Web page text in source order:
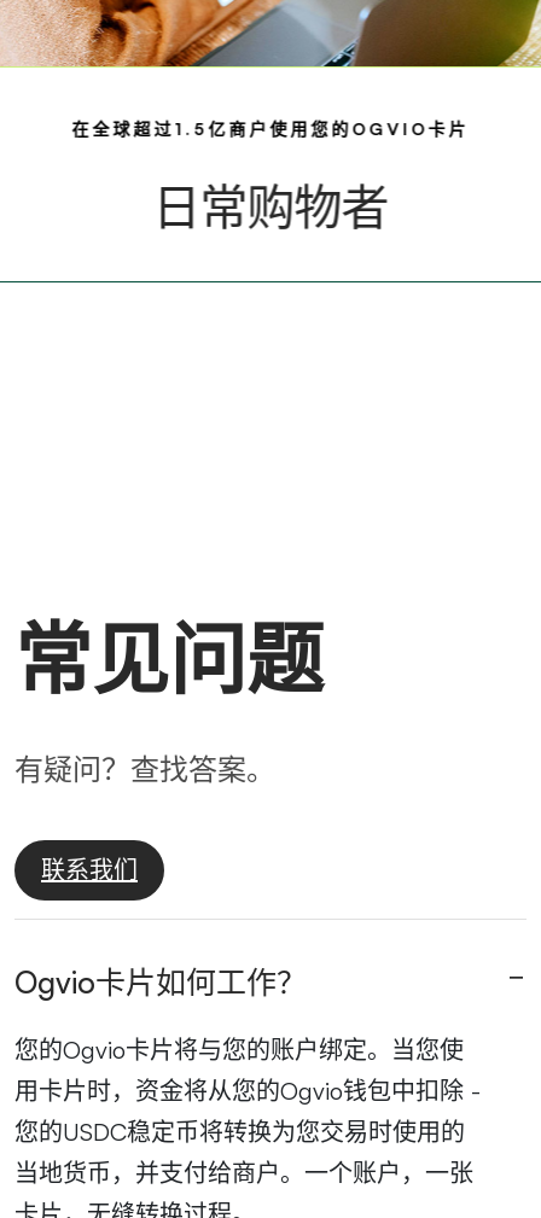
在全球超过1.5亿商户使用您的OGVIO卡片
日常购物者
常见问题
有疑问？查找答案。
联系我们
Ogvio卡片如何工作？
您的Ogvio卡片将与您的账户绑定。当您使
用卡片时，资金将从您的Ogvio钱包中扣除 -
您的USDC稳定币将转换为您交易时使用的
当地货币，并支付给商户。一个账户，一张